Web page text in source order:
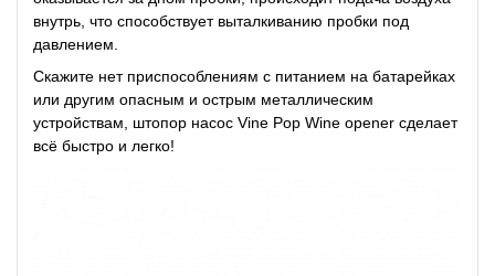
внутрь, что способствует выталкиванию пробки под
давлением.
Скажите нет приспособлениям с питанием на батарейках
или другим опасным и острым металлическим
устройствам, штопор насос Vine Pop Wine opener сделает
всё быстро и легко!